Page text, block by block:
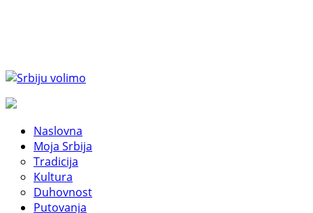
Naslovna
Moja Srbija
Tradicija
Kultura
Duhovnost
Putovanja